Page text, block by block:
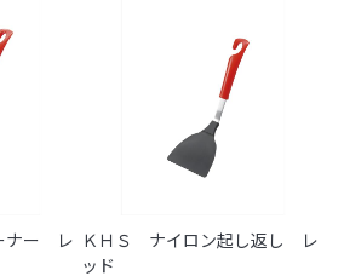
ナー レ ＫＨＳ ナイロン起し返し レ
ッド